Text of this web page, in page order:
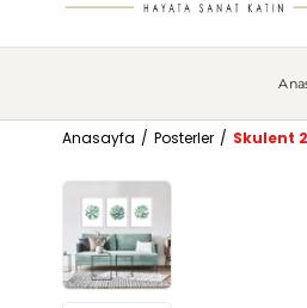
Anasayfa Posterler Skulent